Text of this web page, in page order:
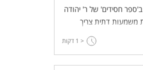
חסידים' של ר' יהודה
משמעות דתית צריך
ולנטיותיו של
לאדם". התורה והמצווֹת
< 1 דקות